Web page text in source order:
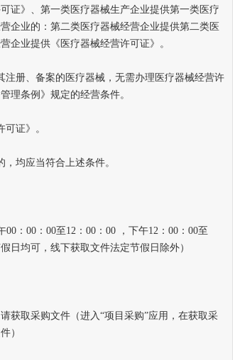
证》、第一类医疗器械生产企业提供第一类医疗
企业的：第二类医疗器械经营企业提供第二类医
企业提供《医疗器械经营许可证》。
册、备案的医疗器械，无需办理医疗器械经营许
理条例》规定的经营条件。
证》。
均应当符合上述条件。
：00：00至12：00：00 ，下午12：00：00至
日均可，线下获取文件法定节假日除外）
取采购文件（进入“项目采购”应用，在获取采
）